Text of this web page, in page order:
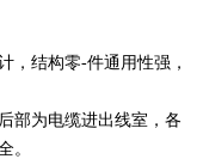
，结构零-件通用性强，
部为电缆进出线室，各
。